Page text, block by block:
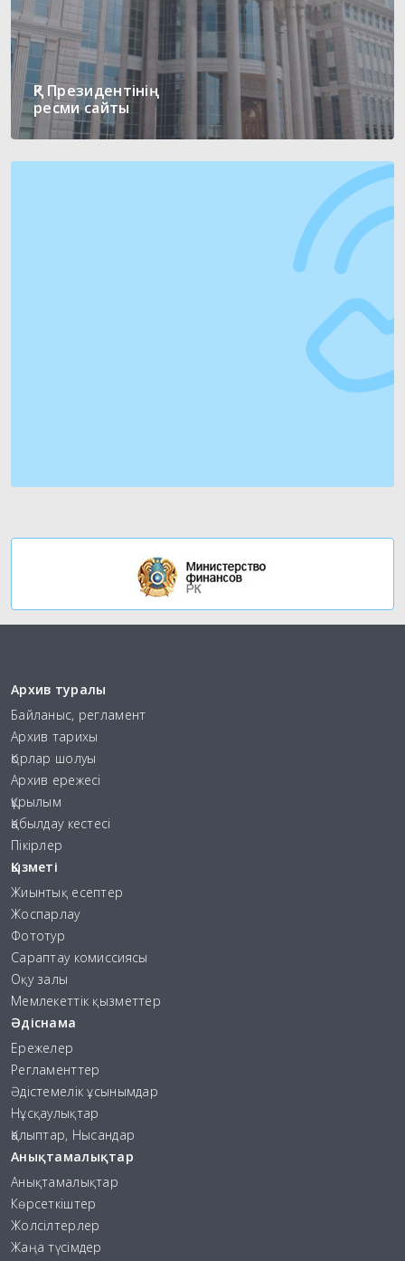
ҚР Президентінің
ресми сайты
Архив туралы
Байланыс, регламент
Архив тарихы
Қорлар шолуы
Архив ережесі
Құрылым
Қабылдау кестесі
Пікірлер
Қызметі
Жиынтық есептер
Жоспарлау
Фототур
Сараптау комиссиясы
Оқу залы
Мемлекеттік қызметтер
Әдіснама
Ережелер
Регламенттер
Әдістемелік ұсынымдар
Нұсқаулықтар
Қалыптар, Нысандар
Анықтамалықтар
Анықтамалықтар
Көрсеткіштер
Жолсілтерлер
Жаңа түсімдер